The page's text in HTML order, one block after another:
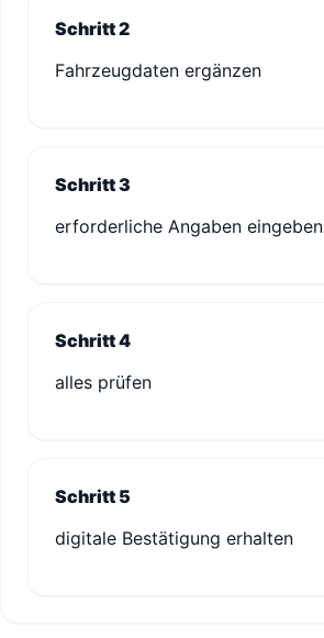
Schritt 2
Fahrzeugdaten ergänzen
Schritt 3
erforderliche Angaben eingeben
Schritt 4
alles prüfen
Schritt 5
digitale Bestätigung erhalten